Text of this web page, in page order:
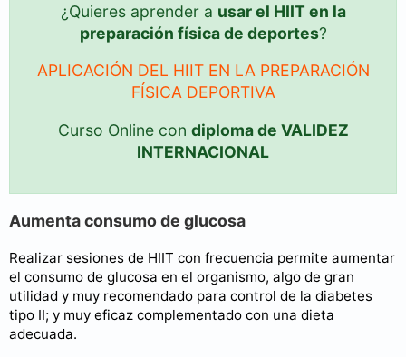
¿Quieres aprender a usar el HIIT en la
preparación física de deportes?
APLICACIÓN DEL HIIT EN LA PREPARACIÓN
FÍSICA DEPORTIVA
Curso Online con diploma de VALIDEZ
INTERNACIONAL
Aumenta consumo de glucosa
Realizar sesiones de HIIT con frecuencia permite aumentar
el consumo de glucosa en el organismo, algo de gran
utilidad y muy recomendado para control de la diabetes
tipo II; y muy eficaz complementado con una dieta
adecuada.